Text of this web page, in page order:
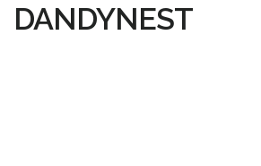
DANDYNEST